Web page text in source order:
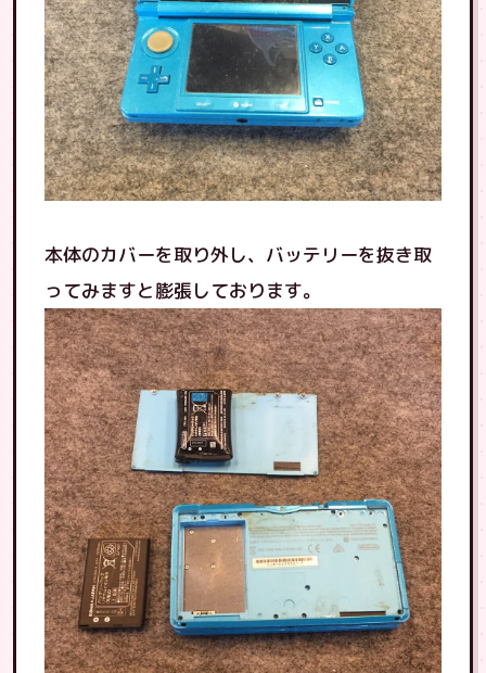
本体のカバーを取り外し、バッテリーを抜き取
ってみますと膨張しております。